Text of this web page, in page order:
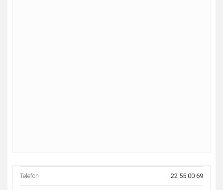
Telefon 22 55 00 69